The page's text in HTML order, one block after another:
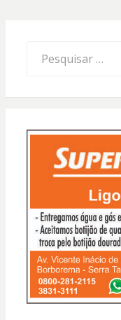
por: